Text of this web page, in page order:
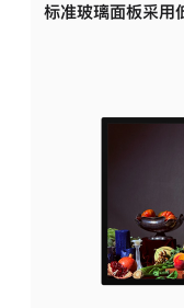
标准玻璃面板采用